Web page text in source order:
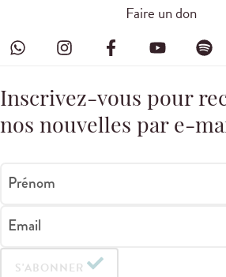
Faire un don
Inscrivez-vous pour
nos nouvelles par e-
Prénom
Email
S'ABONNER